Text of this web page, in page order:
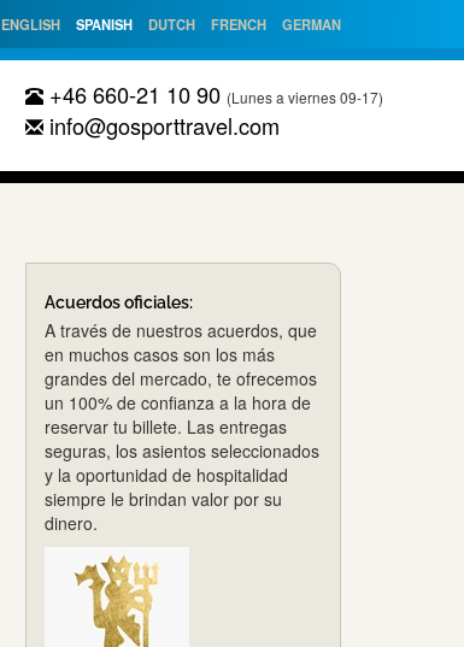
ENGLISH SPANISH DUTCH FRENCH GERMAN
+46 660-21 10 90 (Lunes a viernes 09-17)
info@gosporttravel.com
Acuerdos oficiales:
A través de nuestros acuerdos, que
en muchos casos son los más
grandes del mercado, te ofrecemos
un 100% de confianza a la hora de
reservar tu billete. Las entregas
seguras, los asientos seleccionados
y la oportunidad de hospitalidad
siempre le brindan valor por su
dinero.